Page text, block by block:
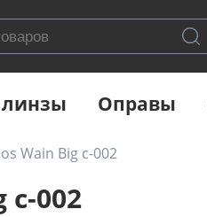
Оправы
Wain Big c-002
c-002